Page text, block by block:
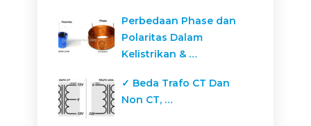
Perbedaan Phase dan
Polaritas Dalam
Kelistrikan & …
✓ Beda Trafo CT Dan
Non CT, …